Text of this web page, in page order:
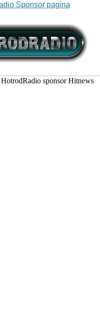
Sponsor pagina